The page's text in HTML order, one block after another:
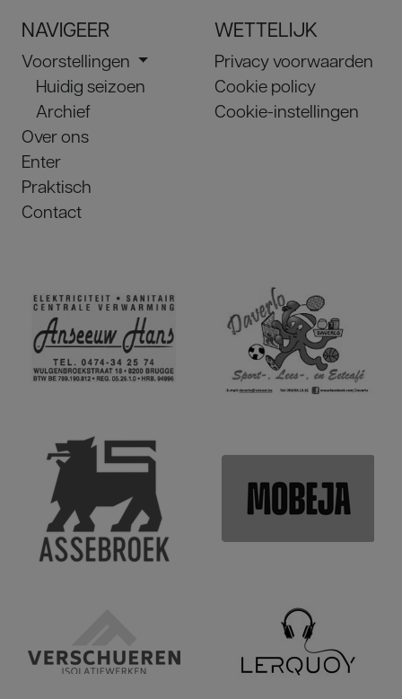
NAVIGEER
Voorstellingen
Huidig seizoen
Archief
Over ons
Enter
Praktisch
Contact
WETTELIJK
Privacy voorwaarden
Cookie policy
Cookie-instellingen